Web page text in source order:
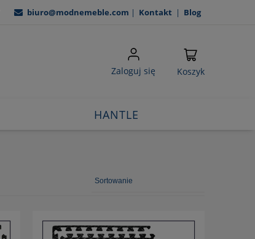
biuro@modnemeble.com | Kontakt | Blog
Koszyk
Zaloguj się
HANTLE